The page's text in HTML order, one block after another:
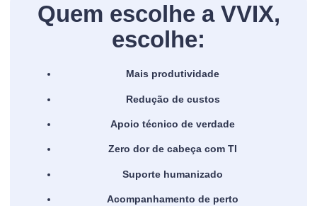
Quem escolhe a VVIX,
escolhe:
Mais produtividade
Redução de custos
Apoio técnico de verdade
Zero dor de cabeça com TI
Suporte humanizado
Acompanhamento de perto